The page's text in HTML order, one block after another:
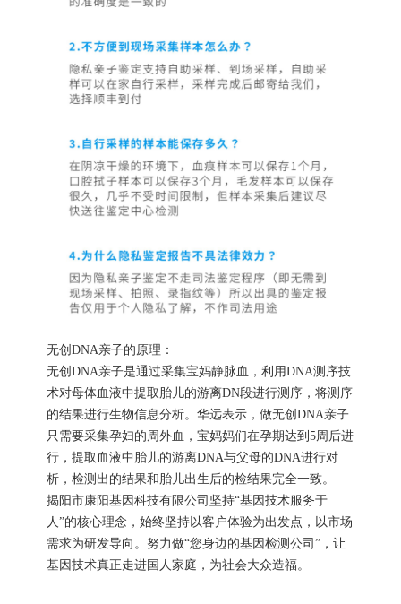
无创DNA亲子的原理：
无创DNA亲子是通过采集宝妈静脉血，利用DNA测序技
术对母体血液中提取胎儿的游离DN段进行测序，将测序
的结果进行生物信息分析。华远表示，做无创DNA亲子
只需要采集孕妇的周外血，宝妈妈们在孕期达到5周后进
行，提取血液中胎儿的游离DNA与父母的DNA进行对
析，检测出的结果和胎儿出生后的检结果完全一致。
揭阳市康阳基因科技有限公司坚持“基因技术服务于
人”的核心理念，始终坚持以客户体验为出发点，以市场
需求为研发导向。努力做“您身边的基因检测公司”，让
基因技术真正走进国人家庭，为社会大众造福。